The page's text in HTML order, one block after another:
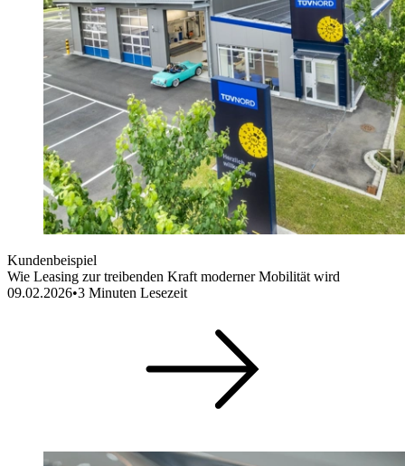
Kundenbeispiel
Wie Leasing zur treibenden Kraft moderner Mobilität wird
09.02.2026•3 Minuten Lesezeit